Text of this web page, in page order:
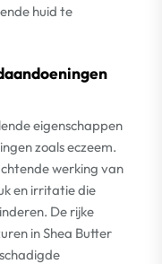
huid te
eigenschappen
zoals eczeem.
werking van
en irritatie die
De rijke
in Shea Butter